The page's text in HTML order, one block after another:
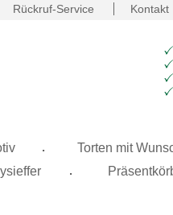
Rückruf-Service Kontakt
. Torten mit
.